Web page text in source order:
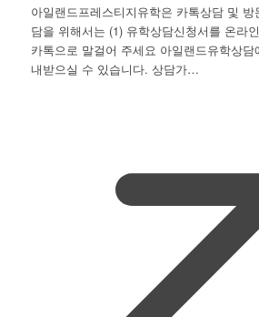
아일랜드프레스티지유학은 카톡상담 및
담을 위해서는 (1) 유학상담신청서를 온라
카톡으로 말걸어 주세요 아일랜드유학상
내받으실 수 있습니다. 상담가…